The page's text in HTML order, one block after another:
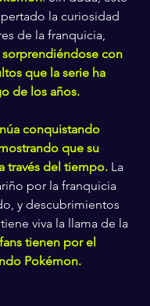
la curiosidad
de la franquicia,
con
que la serie ha
de los años.
conquistando
que su
través del tiempo. La
por la franquicia
y descubrimientos
viva la llama de la
tienen por el
Pokémon.